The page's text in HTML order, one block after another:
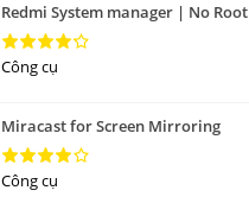
Redmi System manager | No Root
Công cụ
Miracast for Screen Mirroring
Công cụ